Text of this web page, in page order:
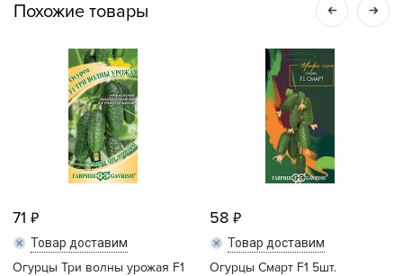
Похожие товары
71
Товар доставим
Огурцы Три волны урожая F1
58
Товар доставим
Огурцы Смарт F1 5шт.